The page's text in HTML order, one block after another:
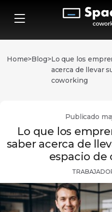
Home>Blog>Lo que los
acerca de llevar
coworking
Publicado
Lo que los
saber acerca de
espacio